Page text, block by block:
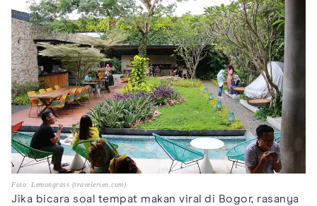
Foto: Lemongrass (travelerien.com)
Jika bicara soal tempat makan viral di Bogor, rasanya